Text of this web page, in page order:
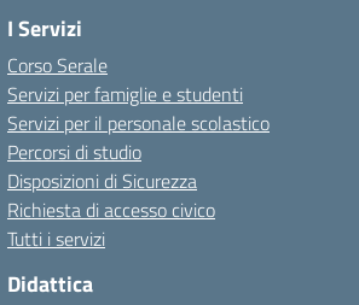
I Servizi
Corso Serale
Servizi per famiglie e studenti
Servizi per il personale scolastico
Percorsi di studio
Disposizioni di Sicurezza
Richiesta di accesso civico
Tutti i servizi
Didattica